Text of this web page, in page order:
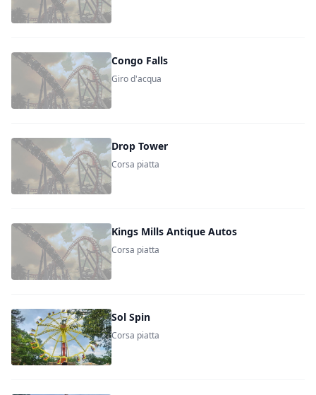
Congo Falls
Giro d'acqua
Drop Tower
Corsa piatta
Kings Mills Antique Autos
Corsa piatta
Sol Spin
Corsa piatta